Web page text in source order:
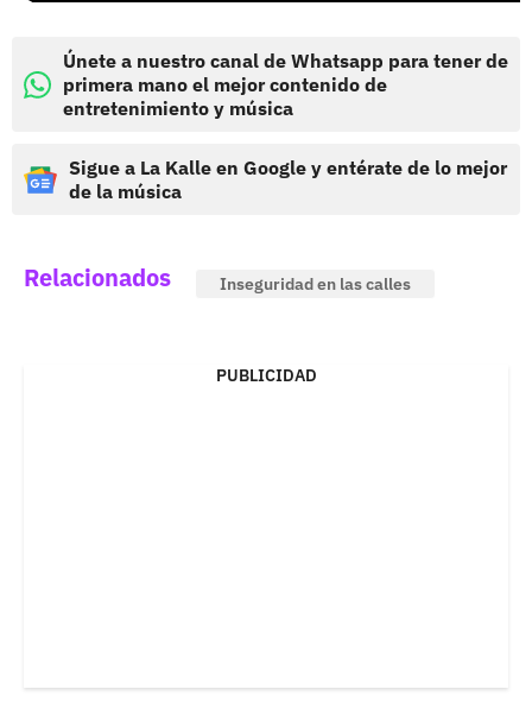
Únete a nuestro canal de Whatsapp para tener de
primera mano el mejor contenido de
entretenimiento y música
Sigue a La Kalle en Google y entérate de lo mejor
de la música
Relacionados Inseguridad en las calles
PUBLICIDAD